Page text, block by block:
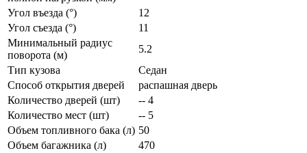
Угол въезда (°)
12
Угол съезда (°)
11
Минимальный радиус
поворота (м)
5.2
Тип кузова
Седан
Способ открытия дверей
распашная дверь
Количество дверей (шт)
-- 4
Количество мест (шт)
-- 5
Объем топливного бака (л) 50
Объем багажника (л)
470